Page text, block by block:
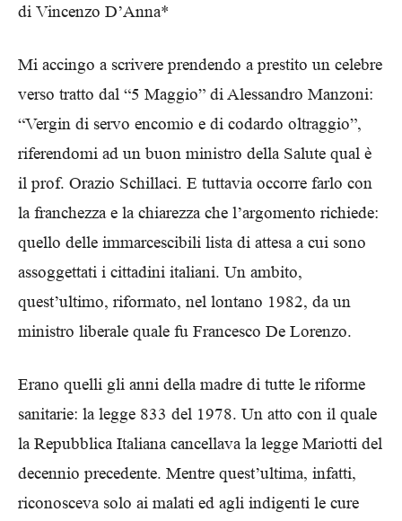
di Vincenzo D’Anna*
Mi accingo a scrivere prendendo a prestito un celebre
verso tratto dal “5 Maggio” di Alessandro Manzoni:
“Vergin di servo encomio e di codardo oltraggio”,
riferendomi ad un buon ministro della Salute qual è
il prof. Orazio Schillaci. E tuttavia occorre farlo con
la franchezza e la chiarezza che l’argomento richiede:
quello delle immarcescibili lista di attesa a cui sono
assoggettati i cittadini italiani. Un ambito,
quest’ultimo, riformato, nel lontano 1982, da un
ministro liberale quale fu Francesco De Lorenzo.
Erano quelli gli anni della madre di tutte le riforme
sanitarie: la legge 833 del 1978. Un atto con il quale
la Repubblica Italiana cancellava la legge Mariotti del
decennio precedente. Mentre quest’ultima, infatti,
riconosceva solo ai malati ed agli indigenti le cure